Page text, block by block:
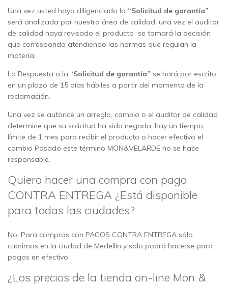
Una vez usted haya diligenciado la “Solicitud de garantía”
será analizada por nuestra área de calidad, una vez el auditor
de calidad haya revisado el producto se tomará la decisión
que corresponda atendiendo las normas que regulan la
materia.
La Respuesta a la “Solicitud de garantía” se hará por escrito
en un plazo de 15 días hábiles a partir del momento de la
reclamación.
Una vez se autorice un arreglo, cambio o el auditor de calidad
determine que su solicitud ha sido negada, hay un tiempo
límite de 1 mes para recibir el producto o hacer efectivo el
cambio Pasado este término MON&VELARDE no se hace
responsable.
Quiero hacer una compra con pago
CONTRA ENTREGA ¿Está disponible
para todas las ciudades?
No, Para compras con PAGOS CONTRA ENTREGA sólo
cubrimos en la ciudad de Medellín y solo podrá hacerse para
pagos en efectivo.
¿Los precios de la tienda on-line Mon &